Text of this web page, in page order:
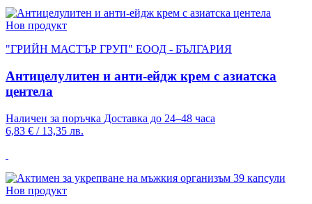
Нов продукт
"ГРИЙН МАСТЪР ГРУП" ЕООД - БЪЛГАРИЯ
Антицелулитен и анти-ейдж крем с азиатска
центела
Наличен за поръчка Доставка до 24–48 часа
6,83 € / 13,35 лв.
Нов продукт